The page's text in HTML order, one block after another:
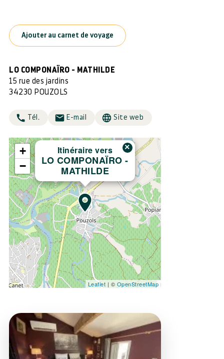
Ajouter au carnet de voyage
LO COMPONAÏRO - MATHILDE
15 rue des jardins
34230 POUZOLS
Tél. E-mail Site web
Itinéraire vers
LO COMPONAÏRO -
MATHILDE
×
+
−
Leaflet | © OpenStreetMap